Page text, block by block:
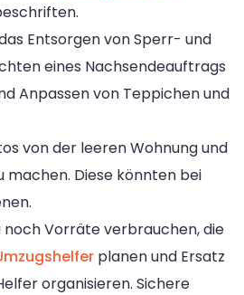
Entsorgen von Sperr- und
eines Nachsendeauftrags
Anpassen von Teppichen und
von der leeren Wohnung und
machen. Diese könnten bei
noch Vorräte verbrauchen, die
planen und Ersatz
organisieren. Sichere